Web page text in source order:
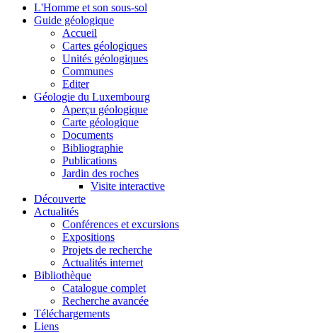
L'Homme et son sous-sol
Guide géologique
Accueil
Cartes géologiques
Unités géologiques
Communes
Editer
Géologie du Luxembourg
Aperçu géologique
Carte géologique
Documents
Bibliographie
Publications
Jardin des roches
Visite interactive
Découverte
Actualités
Conférences et excursions
Expositions
Projets de recherche
Actualités internet
Bibliothèque
Catalogue complet
Recherche avancée
Téléchargements
Liens